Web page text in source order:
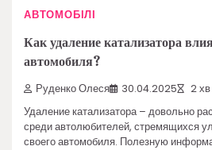
АВТОМОБІЛІ
Как удаление катализатора
автомобиля?
Руденко Олеся 30.04.2025 2
Удаление катализатора – довольно
среди автолюбителей, стремящихся
своего автомобиля. Полезную